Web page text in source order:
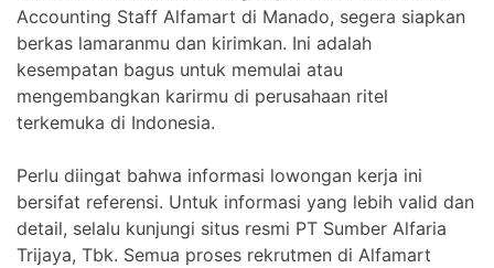
Accounting Staff Alfamart di Manado, segera siapkan
berkas lamaranmu dan kirimkan. Ini adalah
kesempatan bagus untuk memulai atau
mengembangkan karirmu di perusahaan ritel
terkemuka di Indonesia.
Perlu diingat bahwa informasi lowongan kerja ini
bersifat referensi. Untuk informasi yang lebih valid dan
detail, selalu kunjungi situs resmi PT Sumber Alfaria
Trijaya, Tbk. Semua proses rekrutmen di Alfamart